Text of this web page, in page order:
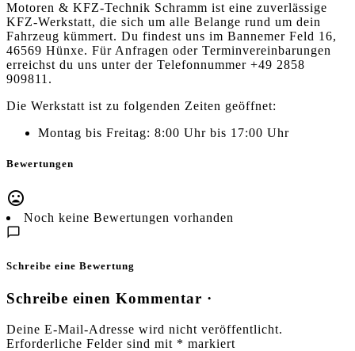
Motoren & KFZ-Technik Schramm ist eine zuverlässige
KFZ-Werkstatt, die sich um alle Belange rund um dein
Fahrzeug kümmert. Du findest uns im Bannemer Feld 16,
46569 Hünxe. Für Anfragen oder Terminvereinbarungen
erreichst du uns unter der Telefonnummer +49 2858
909811.
Die Werkstatt ist zu folgenden Zeiten geöffnet:
Montag bis Freitag: 8:00 Uhr bis 17:00 Uhr
Bewertungen
Noch keine Bewertungen vorhanden
Schreibe eine Bewertung
Schreibe einen Kommentar ·
Deine E-Mail-Adresse wird nicht veröffentlicht.
Erforderliche Felder sind mit * markiert